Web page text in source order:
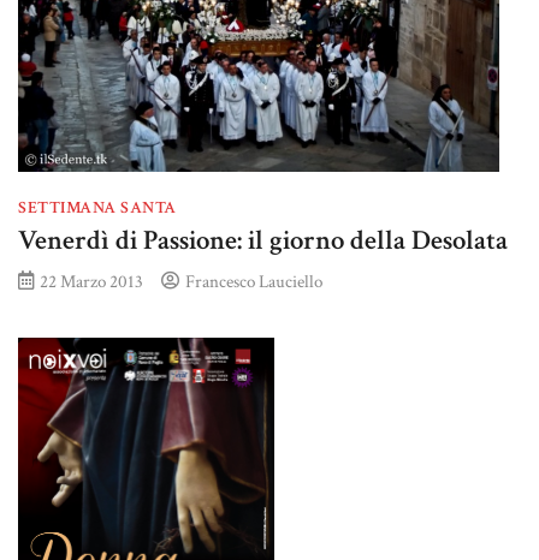
SETTIMANA SANTA
Venerdì di Passione: il giorno della Desolata
22 Marzo 2013 Francesco Lauciello